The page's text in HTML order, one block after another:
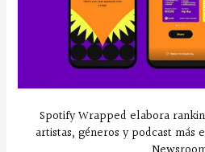
Spotify Wrapped elabora
artistas, géneros y podcast más